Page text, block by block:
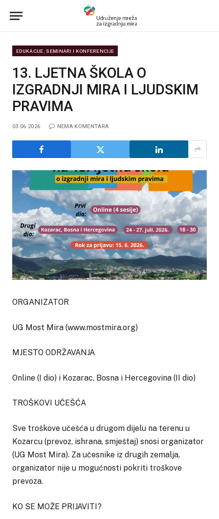
EDUKACIJE, SEMINARI I KONFERENCIJE
13. LJETNA ŠKOLA O
IZGRADNJI MIRA I LJUDSKIM
PRAVIMA
03.06.2026 NEMA KOMENTARA
ORGANIZATOR
UG Most Mira (www.mostmira.org)
MJESTO ODRŽAVANJA
Online (I dio) i Kozarac, Bosna i Hercegovina (II dio)
TROŠKOVI UČEŠĆA
Sve troškove učešća u drugom dijelu na terenu u
Kozarcu (prevoz, ishrana, smještaj) snosi organizator
(UG Most Mira). Za učesnike iz drugih zemalja,
organizator nije u mogućnosti pokriti troškove
prevoza.
KO SE MOŽE PRIJAVITI?